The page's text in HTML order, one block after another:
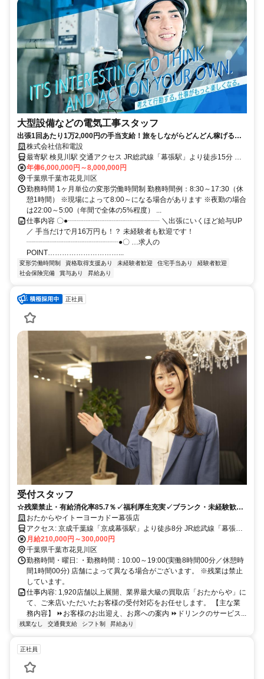
大型設備などの電気工事スタッフ
出張1回あたり1万2,000円の手当支給！旅をしながらどんどん稼げる！
年間休日120日！未経験者も歓迎
株式会社信和電設
最寄駅 検見川駅 交通アクセス JR総武線「幕張駅」より徒歩15分 京
成電鉄千葉線「検見川駅」より徒歩13分 （上記は本社までのアクセ
ス） ★現場は静岡県〜東北地方のエリアです。 ≪Point≫ ●転勤なし
●直行直帰OK ●出張あり
年俸6,000,000円～8,000,000円
千葉県千葉市花見川区
勤務時間 1ヶ月単位の変形労働時間制 勤務時間例：8:30～17:30（休
憩1時間） ※現場によって8:00～になる場合があります ※夜勤の場合
は22:00～5:00（年間で全体の5%程度） ...
仕事内容 〇●┈┈┈┈┈┈┈┈┈┈┈┈┈ ＼出張にいくほど給与UP
／ 手当だけで月16万円も！？ 未経験者も歓迎です！
┈┈┈┈┈┈┈┈┈┈┈┈┈●〇 …求人の
POINT…………………………...
変形労働時間制 資格取得支援あり 未経験者歓迎 住宅手当あり
経験者歓迎
社会保険完備
賞与あり 昇給あり
正社員
受付スタッフ
☆残業禁止・有給消化率85.7％✓福利厚生充実✓ブランク・未経験歓
迎！おたからやイトーヨーカドー幕張店
アクセス: 京成千葉線「京成幕張駅」より徒歩8分 JR総武線「幕張
駅」より徒歩10分 国道14号(千葉街道)沿い、「幕張公園」交差点そ
ば
月給210,000円～300,000円
千葉県千葉市花見川区
勤務時間・曜日: ・勤務時間：10:00～19:00(実働8時間00分／休憩時
間1時間00分) 店舗によって異なる場合がございます。 ※残業は禁止
しています。
仕事内容: 1,920店舗以上展開、業界最大級の買取店「おたからや」に
て、ご来店いただいたお客様の受付対応をお任せします。 【主な業
務内容】 ⏩お客様のお出迎え、お席への案内 ⏩ドリンクのサービス...
残業なし 交通費支給 シフト制 昇給あり
正社員